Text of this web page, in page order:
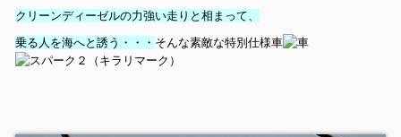
クリーンディーゼルの力強い走りと相まって、
乗る人を海へと誘う・・・ そんな素敵な特別仕様車